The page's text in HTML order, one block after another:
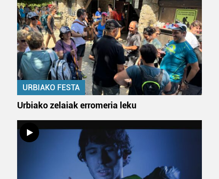
URBIAKO FESTA
Urbiako zelaiak erromeria leku